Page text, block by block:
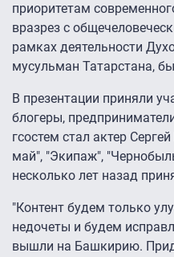
приоритетам
вразрез с
рамках деятельности
мусульман Татарстана,
В презентации приняли
блогеры,
гсостем стал актер
май", "Экипаж",
несколько лет назад
"Контент будем только
недочеты и будем
вышли на Башкирию.